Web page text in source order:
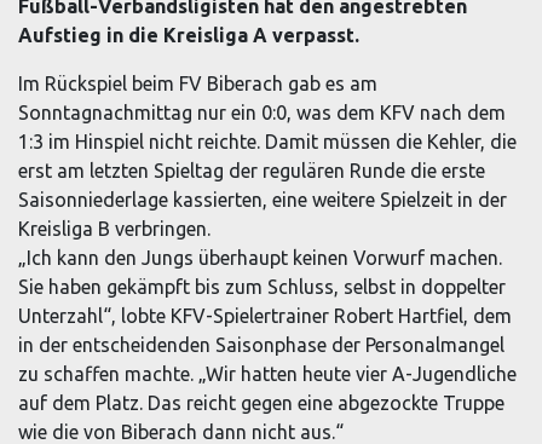
Fußball-Verbandsligisten hat den angestrebten
Aufstieg in die Kreisliga A verpasst.
Im Rückspiel beim FV Biberach gab es am
Sonntagnachmittag nur ein 0:0, was dem KFV nach dem
1:3 im Hinspiel nicht reichte. Damit müssen die Kehler, die
erst am letzten Spieltag der regulären Runde die erste
Saisonniederlage kassierten, eine weitere Spielzeit in der
Kreisliga B verbringen.
„Ich kann den Jungs überhaupt keinen Vorwurf machen.
Sie haben gekämpft bis zum Schluss, selbst in doppelter
Unterzahl“, lobte KFV-Spielertrainer Robert Hartfiel, dem
in der entscheidenden Saisonphase der Personalmangel
zu schaffen machte. „Wir hatten heute vier A-Jugendliche
auf dem Platz. Das reicht gegen eine abgezockte Truppe
wie die von Biberach dann nicht aus.“